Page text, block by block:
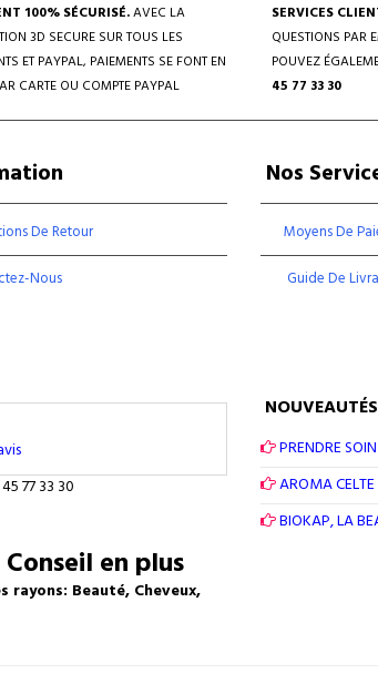
100% SÉCURISÉ.AVEC LA
3D SECURE SUR TOUS LES
ET PAYPAL, PAIEMENTS SE FONT EN
CARTE OU COMPTE PAYPAL
SERVICES
QUESTIONS PAR
POUVEZ
45 77 33 30
De Retour
Nous
Nos
Moyens De
Guide De
77 33 30
en plus
Beauté, Cheveux,
NOUVEAUTÉS
PRENDRE
AROMA
BIOKAP, LA